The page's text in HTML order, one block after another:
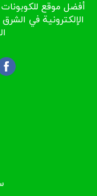
أفضل موقع
الإلكترونية في